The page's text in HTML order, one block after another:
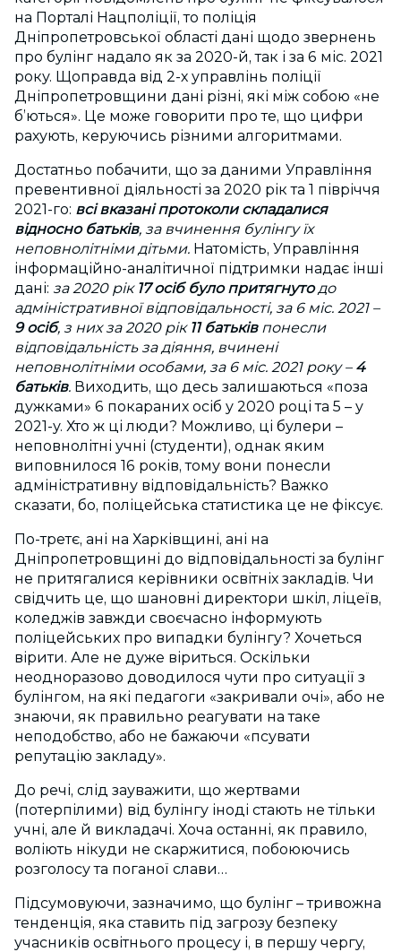
на Порталі Нацполіції, то поліція
Дніпропетровської області дані щодо звернень
про булінг надало як за 2020-й, так і за 6 міс. 2021
року. Щоправда від 2-х управлінь поліції
Дніпропетровщини дані різні, які між собою «не
б’ються». Це може говорити про те, що цифри
рахують, керуючись різними алгоритмами.
Достатньо побачити, що за даними Управління
превентивної діяльності за 2020 рік та 1 півріччя
2021-го: всі вказані протоколи складалися
відносно батьків, за вчинення булінгу їх
неповнолітніми дітьми. Натомість, Управління
інформаційно-аналітичної підтримки надає інші
дані: за 2020 рік 17 осіб було притягнутодо
адміністративної відповідальності, за 6 міс. 2021 –
9 осіб, з них за 2020 рік 11 батьків понесли
відповідальність за діяння, вчинені
неповнолітніми особами, за 6 міс. 2021 року – 4
батьків. Виходить, що десь залишаються «поза
дужками» 6 покараних осіб у 2020 році та 5 – у
2021-у. Хто ж ці люди? Можливо, ці булери –
неповнолітні учні (студенти), однак яким
виповнилося 16 років, тому вони понесли
адміністративну відповідальність? Важко
сказати, бо, поліцейська статистика це не фіксує.
По-третє, ані на Харківщині, ані на
Дніпропетровщині до відповідальності за булінг
не притягалися керівники освітніх закладів. Чи
свідчить це, що шановні директори шкіл, ліцеїв,
коледжів завжди своєчасно інформують
поліцейських про випадки булінгу? Хочеться
вірити. Але не дуже віриться. Оскільки
неодноразово доводилося чути про ситуації з
булінгом, на які педагоги «закривали очі», або не
знаючи, як правильно реагувати на таке
неподобство, або не бажаючи «псувати
репутацію закладу».
До речі, слід зауважити, що жертвами
(потерпілими) від булінгу іноді стають не тільки
учні, але й викладачі. Хоча останні, як правило,
воліють нікуди не скаржитися, побоюючись
розголосу та поганої слави…
Підсумовуючи, зазначимо, що булінг – тривожна
тенденція, яка ставить під загрозу безпеку
учасників освітнього процесу і, в першу чергу,